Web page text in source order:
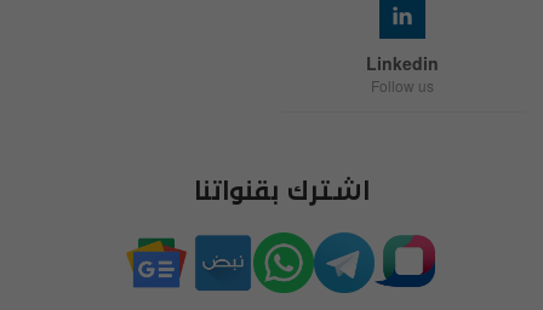
Linkedin
Follow us
اشترك بقنواتنا